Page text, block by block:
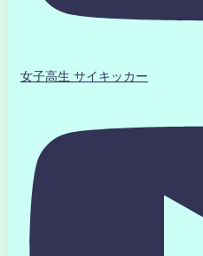
女子高生 サイキッカー